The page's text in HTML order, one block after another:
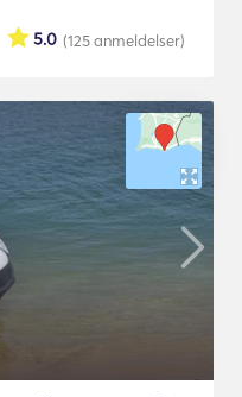
(125anmeldelser)
5.0